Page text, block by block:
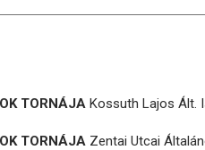
TORNÁJA Kossuth Lajos Ált.
TORNÁJA Zentai Utcai